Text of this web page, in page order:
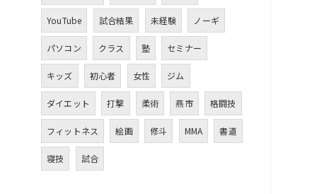
YouTube 試合結果 未経験 ノーギ
パソコン クラス 塾 セミナー
キッズ 初心者 女性 ジム
ダイエット 打撃 柔術 燕市 格闘技
フィットネス 絵画 修斗 MMA 書道
寝技 試合